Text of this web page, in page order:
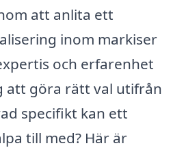
att anlita ett
inom markiser
och erfarenhet
att göra rätt val utifrån
specifikt kan ett
till med? Här är